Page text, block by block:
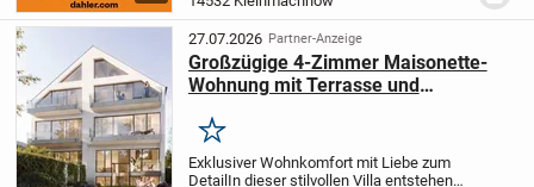
neu geschaffenes Zuhause, das
historische...
27.07.2026 Partner-Anzeige
Großzügige 4-Zimmer Maisonette-
Wohnung mit Terrasse und
Merken
Exklusiver Wohnkomfort mit Liebe zum
Detail In dieser stilvollen Villa entstehen